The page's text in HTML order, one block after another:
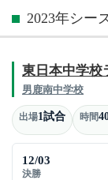
2023年シー
東日本中学校
男鹿南中学校
出場1試合 時間
12/03
決勝